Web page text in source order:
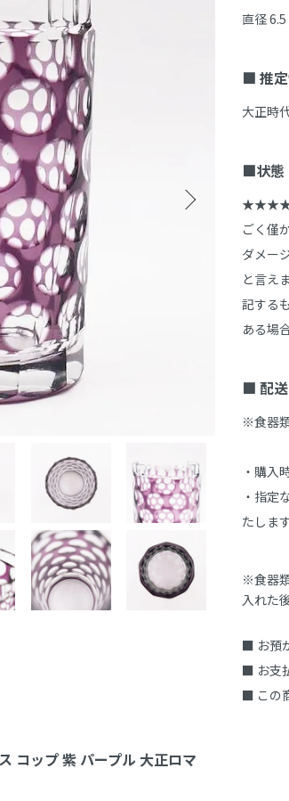
コップ 紫 パープル 大正ロマ
直径
■ 推定
大正時
■状態
ごく僅
ダメー
と言え
記する
ある場
■ 配
※食器
・購入
・指定
たします
※食器
入れた
■ お預
■ お支
■ この